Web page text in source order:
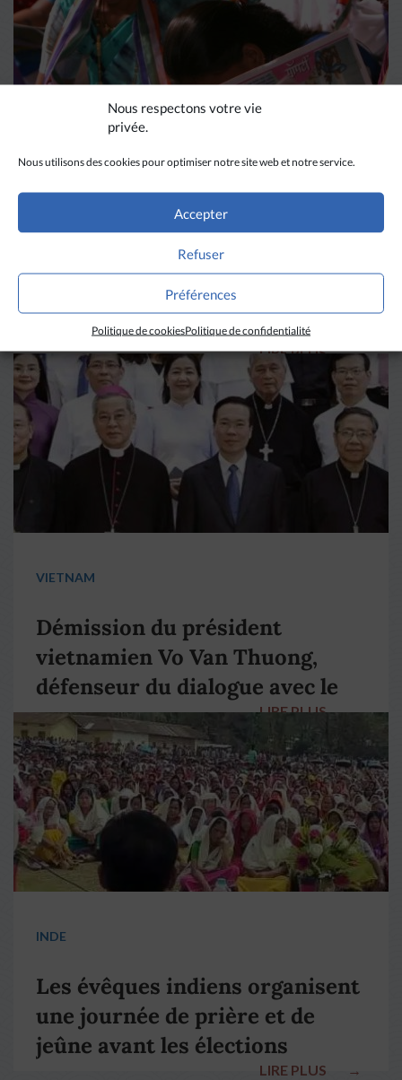
Nous respectons votre vie
privée.
Nous utilisons des cookies pour optimiser notre site web et notre service.
Accepter
Refuser
Préférences
Politique de cookiesPolitique de confidentialité
La revue de presse de la
semaine du 18 mars
LIRE PLUS →
VIETNAM
Démission du président
vietnamien Vo Van Thuong,
défenseur du dialogue avec le
pape François
LIRE PLUS →
INDE
Les évêques indiens organisent
une journée de prière et de
jeûne avant les élections
LIRE PLUS →